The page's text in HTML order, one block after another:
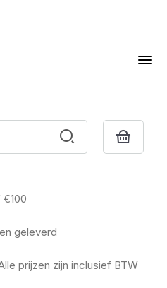
geleverd
prijzen zijn inclusief BTW